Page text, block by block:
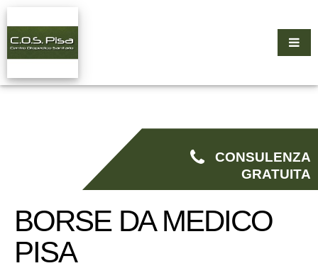
CONSULENZA
GRATUITA
BORSE DA MEDICO
PISA